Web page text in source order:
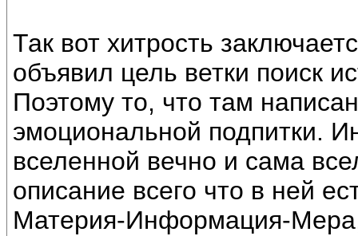
Так вот хитрость
объявил цель ветки поиск
Поэтому то, что там
эмоциональной подпитки.
вселенной вечно и сама
описание всего что в ней
Материя-Информация-